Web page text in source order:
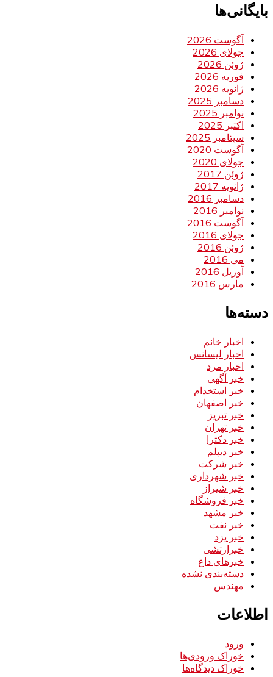
بایگانی‌ها
آگوست 2026
جولای 2026
ژوئن 2026
فوریه 2026
ژانویه 2026
دسامبر 2025
نوامبر 2025
اکتبر 2025
سپتامبر 2025
آگوست 2020
جولای 2020
ژوئن 2017
ژانویه 2017
دسامبر 2016
نوامبر 2016
آگوست 2016
جولای 2016
ژوئن 2016
می 2016
آوریل 2016
مارس 2016
دسته‌ها
اخبار خانم
اخبار لیسانس
اخبار مرد
خبر آگهی
خبر استخدام
خبر اصفهان
خبر تبریز
خبر تهران
خبر دکترا
خبر دیپلم
خبر شرکت
خبر شهرداری
خبر شیراز
خبر فروشگاه
خبر مشهد
خبر نفت
خبر یزد
خبرارتشی
خبرهای داغ
دسته‌بندی نشده
مهندس
اطلاعات
ورود
خوراک ورودی‌ها
خوراک دیدگاه‌ها